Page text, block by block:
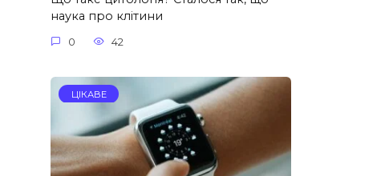
наука про клітини
0 42
ЦІКАВЕ